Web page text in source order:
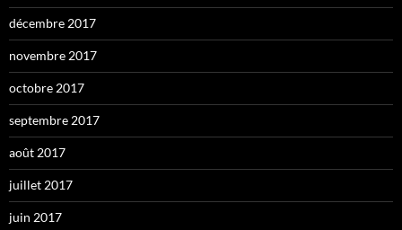
décembre 2017
novembre 2017
octobre 2017
septembre 2017
août 2017
juillet 2017
juin 2017